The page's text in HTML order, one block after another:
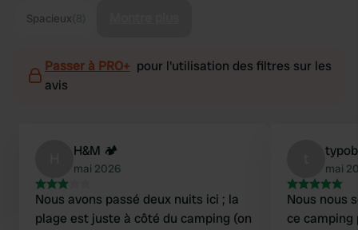
Spacieux
Passer à PRO+ pour l'utilisation des filtres sur les
avis
H&M 🏕️
mai 2026
Nous avons passé deux nuits ici ; la
plage est juste à côté du camping (on
mai
Nous nous
ce camping